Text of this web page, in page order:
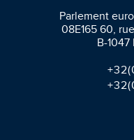
Parlement
08E165 60,
B-